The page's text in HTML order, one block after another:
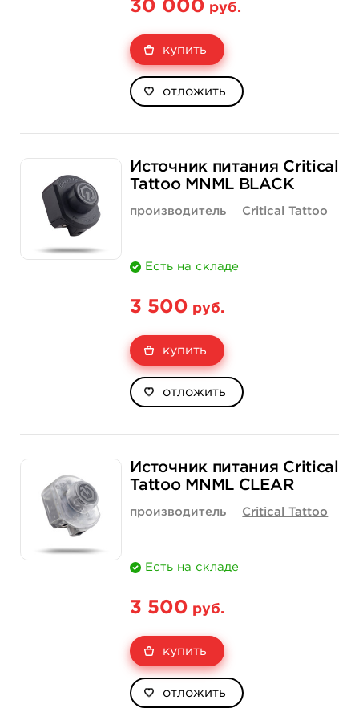
30 000 руб.
купить
отложить
Источник питания Critical
Tattoo MNML BLACK
производитель Critical Tattoo
Есть на складе
3 500 руб.
купить
отложить
Источник питания Critical
Tattoo MNML CLEAR
производитель Critical Tattoo
Есть на складе
3 500 руб.
купить
отложить